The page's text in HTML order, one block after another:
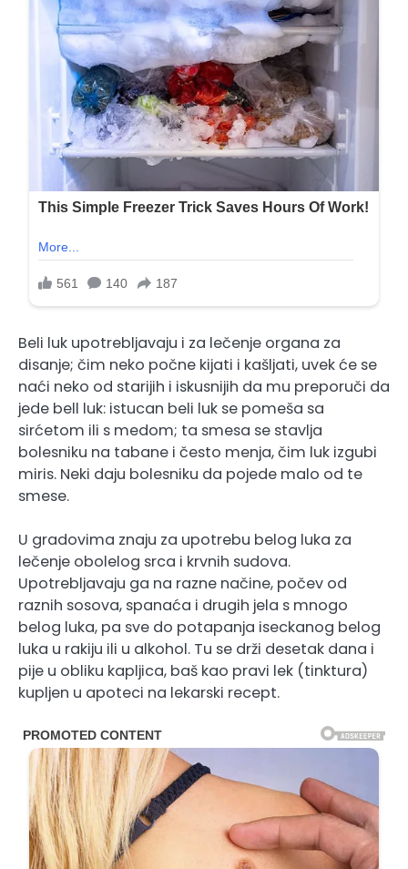
Beli luk upotrebljavaju i za lečenje organa za
disanje; čim neko počne kijati i kašljati, uvek će se
naći neko od starijih i iskusnijih da mu preporuči da
jede bell luk: istucan beli luk se pomeša sa
sirćetom ili s medom; ta smesa se stavlja
bolesniku na tabane i često menja, čim luk izgubi
miris. Neki daju bolesniku da pojede malo od te
smese.
U gradovima znaju za upotrebu belog luka za
lečenje obolelog srca i krvnih sudova.
Upotrebljavaju ga na razne načine, počev od
raznih sosova, spanaća i drugih jela s mnogo
belog luka, pa sve do potapanja iseckanog belog
luka u rakiju ili u alkohol. Tu se drži desetak dana i
pije u obliku kapljica, baš kao pravi lek (tinktura)
kupljen u apoteci na lekarski recept.